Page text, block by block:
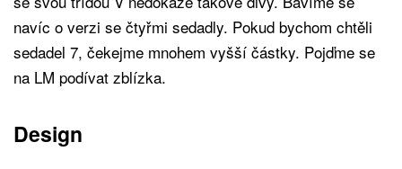
navíc o verzi se čtyřmi sedadly. Pokud bychom chtěli
sedadel 7, čekejme mnohem vyšší částky. Pojďme se
na LM podívat zblízka.
Design